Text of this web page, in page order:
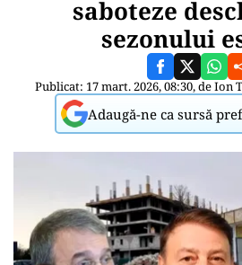
saboteze
sezonului
Publicat: 17 mart. 2026, 08:30, deIon
Adaugă-ne ca sursă